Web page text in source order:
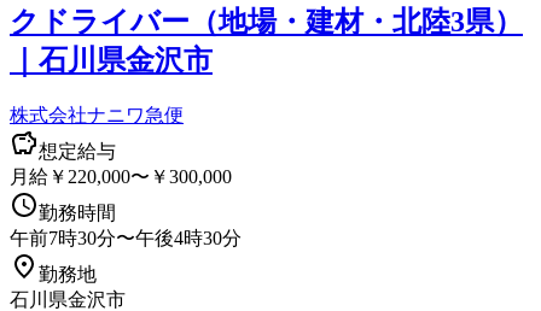
クドライバー（地場・建材・北陸3県）
｜石川県金沢市
株式会社ナニワ急便
想定給与
月給￥220,000〜￥300,000
勤務時間
午前7時30分〜午後4時30分
勤務地
石川県金沢市